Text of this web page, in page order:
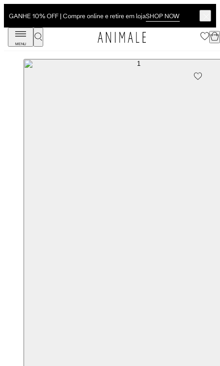
GANHE 10% OFF | Compre online e retire em lojaSHOP NOW
MENU